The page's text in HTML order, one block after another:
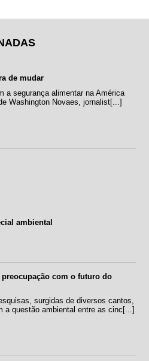
de mudar
a segurança alimentar na América
Washington Novaes, jornalist[...]
ambiental
com o futuro do
surgidas de diversos cantos,
a questão ambiental entre as cinc[...]